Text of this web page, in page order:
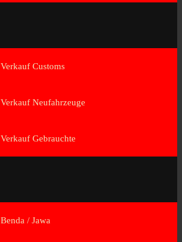
Verkauf Customs
Verkauf Neufahrzeuge
Verkauf Gebrauchte
Benda / Jawa